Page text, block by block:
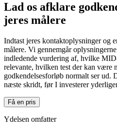
Lad os afklare
jeres målere
Indtast jeres kontaktoplysninger og
målere. Vi gennemgår
indledende vurdering af, hvilke
relevante, hvilken test der kan være
godkendelsesforløb normalt ser ud.
næste skridt, før I investerer
Få en pris
Ydelsen omfatter